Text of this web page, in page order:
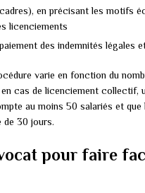
en précisant les motifs
licenciements
des indemnités légales
varie en fonction du
cas de licenciement collectif,
au moins 50 salariés et
de 30 jours.
pour faire